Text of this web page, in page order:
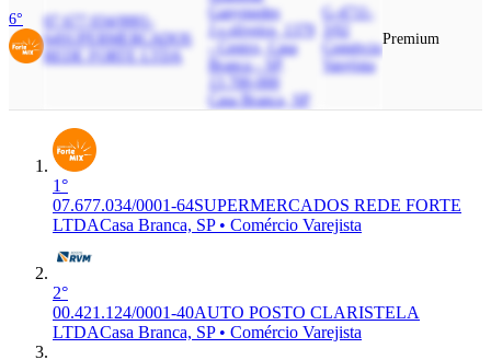
6°
07.677.034/0001-
64SUPERMERCADOS
REDE FORTE LTDA
Ganymedes
J.s.oliveira, 1379
- Centro, Casa
Branca - SP,
13.700-000
Casa Branca, SP
G-4711-
3/02
Comércio
Varejista
Premium
1°
07.677.034/0001-64SUPERMERCADOS REDE FORTE
LTDACasa Branca, SP • Comércio Varejista
2°
00.421.124/0001-40AUTO POSTO CLARISTELA
LTDACasa Branca, SP • Comércio Varejista